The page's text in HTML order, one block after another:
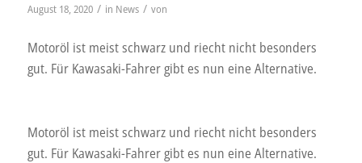
August 18, 2020 / in News / von
Motoröl ist meist schwarz und riecht nicht besonders
gut. Für Kawasaki-Fahrer gibt es nun eine Alternative.
Motoröl ist meist schwarz und riecht nicht besonders
gut. Für Kawasaki-Fahrer gibt es nun eine Alternative.